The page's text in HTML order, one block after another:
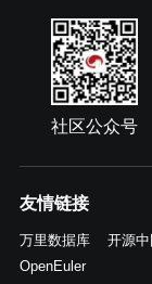
社区公众号
友情链接
万里数据库 开源中
OpenEuler